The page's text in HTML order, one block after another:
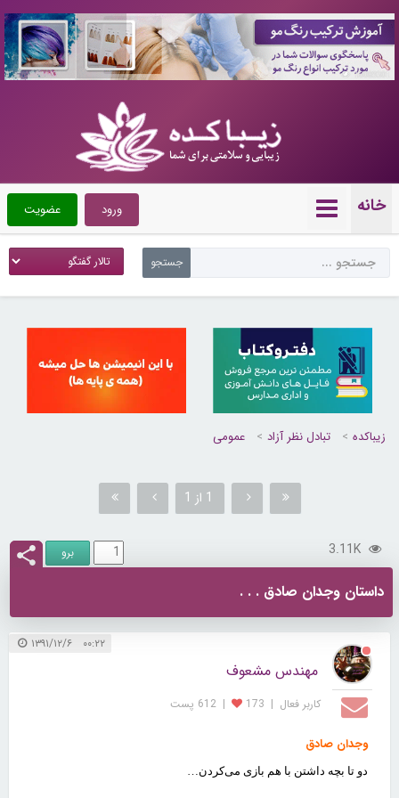
10089301
خانه عضویت ورود
زیباکده تبادل نظر آزاد عمومی
1 از 1
3.11K
داستان وجدان صادق . . .
۰۰:۲۲ ۱۳۹۱/۱۲/۶
مهندس مشعوف
کاربر فعال |
173
| 612 پست
وجدان صادق
دو تا بچه داشتن با هم بازی می‌کردن